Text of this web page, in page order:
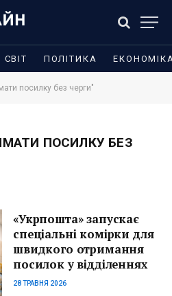
СВІТ ПОЛІТИКА
посилку без черги"
ПОСИЛКУ БЕЗ
«Укрпошта» запускає
спеціальні комірки для
швидкого отримання
посилок у відділеннях
28 ТРАВНЯ 2026